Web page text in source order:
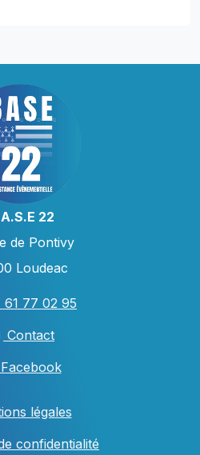
22
de Pontivy
Loudeac
61 77 02 95
Contact
Facebook
légales
confidentialité